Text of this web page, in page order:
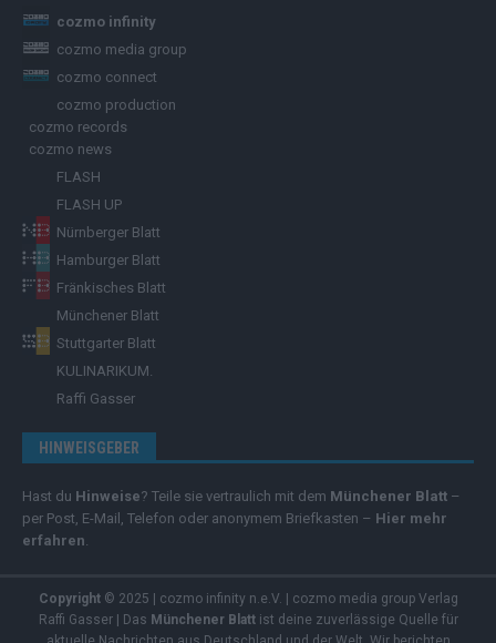
cozmo infinity
cozmo media group
cozmo connect
cozmo production
cozmo records
cozmo news
FLASH
FLASH UP
Nürnberger Blatt
Hamburger Blatt
Fränkisches Blatt
Münchener Blatt
Stuttgarter Blatt
KULINARIKUM.
Raffi Gasser
HINWEISGEBER
Hast du Hinweise? Teile sie vertraulich mit dem Münchener Blatt –
per Post, E-Mail, Telefon oder anonymem Briefkasten – Hier mehr
erfahren
Copyright© 2025 | cozmo infinity n.e.V. | cozmo media group Verlag
Raffi Gasser | Das Münchener Blattist deine zuverlässige Quelle für